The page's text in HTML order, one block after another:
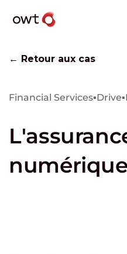
← Retour aux cas
Financial Services▪Drive▪